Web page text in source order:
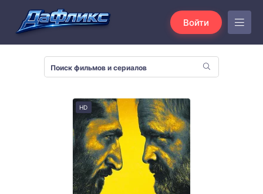
Войти
HD